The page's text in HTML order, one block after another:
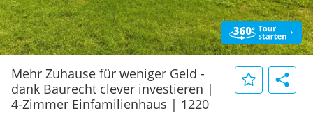
Mehr Zuhause für weniger Geld -
dank Baurecht clever investieren |
4-Zimmer Einfamilienhaus | 1220